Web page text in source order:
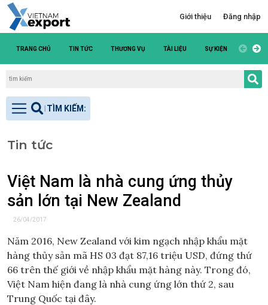
Giới thiệu Đăng nhập
TRANG CHỦ TIN TỨC THƯƠNG VỤ TÀI LIỆU SỰ KIỆN DANH
Tin tức
Việt Nam là nhà cung ứng thủy
sản lớn tại New Zealand
26/04/2017
Năm 2016, New Zealand với kim ngạch nhập khẩu mặt
hàng thủy sản mã HS 03 đạt 87,16 triệu USD, đứng thứ
66 trên thế giới về nhập khẩu mặt hàng này. Trong đó,
Việt Nam hiện đang là nhà cung ứng lớn thứ 2, sau
Trung Quốc tại đây.